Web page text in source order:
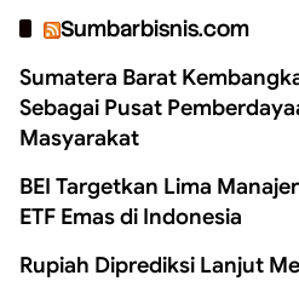
Sumbarbisnis.com
Sumatera Barat
Sebagai Pusat
Masyarakat
BEI Targetkan Lima
ETF Emas di Indonesia
Rupiah Diprediksi Lanjut